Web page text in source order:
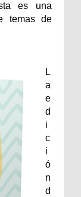
es una
temas de
L
a
e
d
i
c
i
ó
n
d